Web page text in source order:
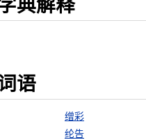
典解释
语
缯彩
纶告